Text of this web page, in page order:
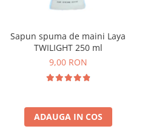
Sapun spuma de maini Laya
TWILIGHT 250 ml
9,00 RON
ADAUGA IN COS